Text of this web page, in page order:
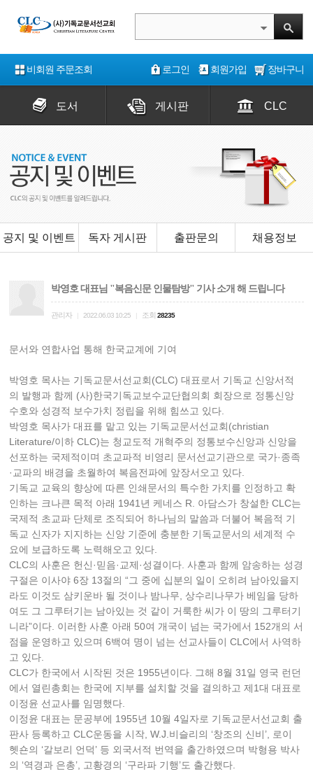
비회원 주문조회 로그인 회원가입 장바구니
도서 게시판 CLC
공지 및 이벤트 독자 게시판 출판문의 채용정보
박영호 대표님 "복음신문 인물탐방" 기사 소개 해 드립니다
관리자 2022.06.03 10:25 조회 28235
문서와 연합사업 통해 한국교계에 기여
박영호 목사는 기독교문서선교회(CLC) 대표로서 기독교 신앙서적
의 발행과 함께 (사)한국기독교보수교단협의회 회장으로 정통신앙
수호와 성경적 보수가치 정립을 위해 힘쓰고 있다.
박영호 목사가 대표를 맡고 있는 기독교문서선교회(christian
Literature/이하 CLC)는 청교도적 개혁주의 정통보수신앙과 신앙을
선포하는 국제적이며 초교파적 비영리 문서선교기관으로 국가·종족
·교파의 배경을 초월하여 복음전파에 앞장서오고 있다.
기독교 교육의 향상에 따른 인쇄문서의 특수한 가치를 인정하고 확
인하는 크나큰 목적 아래 1941년 케네스 R. 아담스가 창설한 CLC는
국제적 초교파 단체로 조직되어 하나님의 말씀과 더불어 복음적 기
독교 신자가 지지하는 신앙 기준에 충분한 기독교문서의 세계적 수
요에 보급하도록 노력해오고 있다.
CLC의 사훈은 헌신·믿음·교제·성결이다. 사훈과 함께 암송하는 성경
구절은 이사야 6장 13절의 “그 중에 십분의 일이 오히려 남아있을지
라도 이것도 삼키운바 될 것이나 밤나무, 상수리나무가 베임을 당하
여도 그 그루터기는 남아있는 것 같이 거룩한 씨가 이 땅의 그루터기
니라”이다. 이러한 사훈 아래 50여 개국이 넘는 국가에서 152개의 서
점을 운영하고 있으며 6백여 명이 넘는 선교사들이 CLC에서 사역하
고 있다.
CLC가 한국에서 시작된 것은 1955년이다. 그해 8월 31일 영국 런던
에서 열린총회는 한국에 지부를 설치할 것을 결의하고 제1대 대표로
이정윤 선교사를 임명했다.
이정윤 대표는 문공부에 1955년 10월 4일자로 기독교문서선교회 출
판사 등록하고 CLC운동을 시작, W.J.비슬리의 ‘창조의 신비’, 로이
헷숀의 ‘갈보리 언덕’ 등 외국서적 번역을 출간하였으며 박형용 박사
의 ‘역경과 은총’, 고황경의 ‘구라파 기행’도 출간했다.